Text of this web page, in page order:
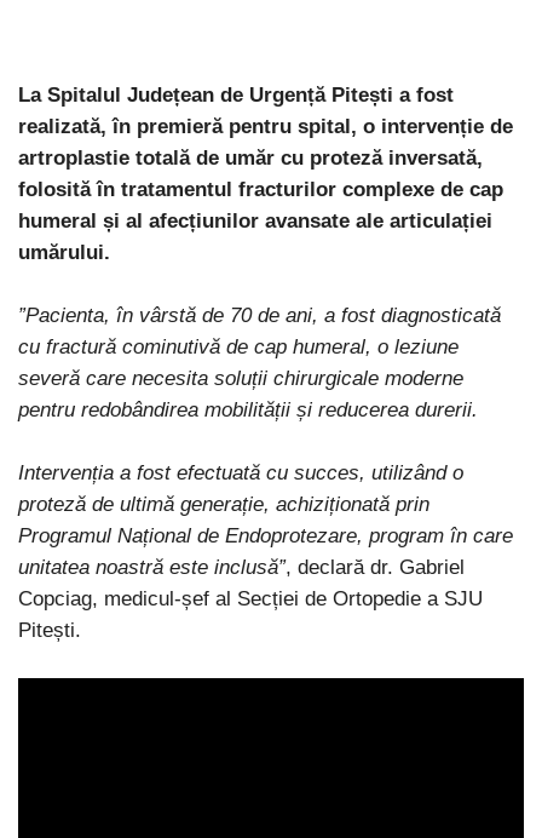
La Spitalul Județean de Urgență Pitești a fost
realizată, în premieră pentru spital, o intervenție de
artroplastie totală de umăr cu proteză inversată,
folosită în tratamentul fracturilor complexe de cap
humeral și al afecțiunilor avansate ale articulației
umărului.
”Pacienta, în vârstă de 70 de ani, a fost diagnosticată
cu fractură cominutivă de cap humeral, o leziune
severă care necesita soluții chirurgicale moderne
pentru redobândirea mobilității și reducerea durerii.
Intervenția a fost efectuată cu succes, utilizând o
proteză de ultimă generație, achiziționată prin
Programul Național de Endoprotezare, program în care
unitatea noastră este inclusă”, declară dr. Gabriel
Copciag, medicul-șef al Secției de Ortopedie a SJU
Pitești.